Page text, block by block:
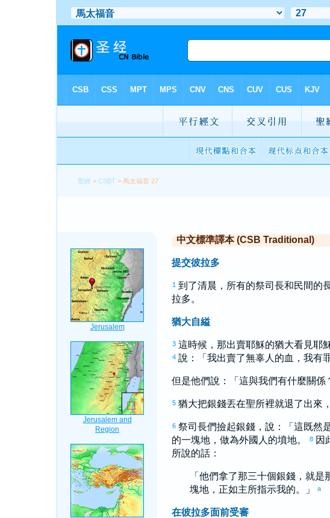
聖經 >CSBT > 馬太福音 27
中文標準譯本 (CSB Traditional)
提交彼拉多
1 到了清晨，所有的祭司長和民間的
拉多。
猶大自縊
3 這時候，那出賣耶穌的猶大看見耶
4 說：「我出賣了無辜人的血，我有罪
但是他們說：「這與我們有什麼關係
5 猶大把銀錢丟在聖所裡就退了出來
6 祭司長們撿起銀錢，說：「這既然
的一塊地，做為外國人的墳地。
8 因
所說的話：
「他們拿了那三十個銀錢，就是
塊地，正如主所指示我的。」
a
在彼拉多面前受審